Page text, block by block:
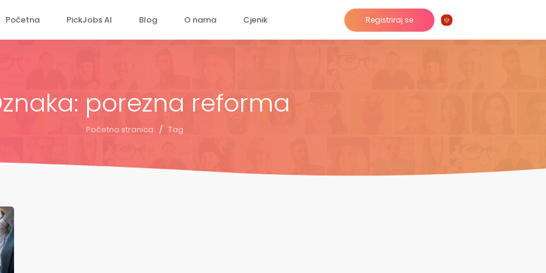
Početna PickJobs AI Blog O nama Cjenik Registriraj se
porezna reforma
Početna stranica / Tag